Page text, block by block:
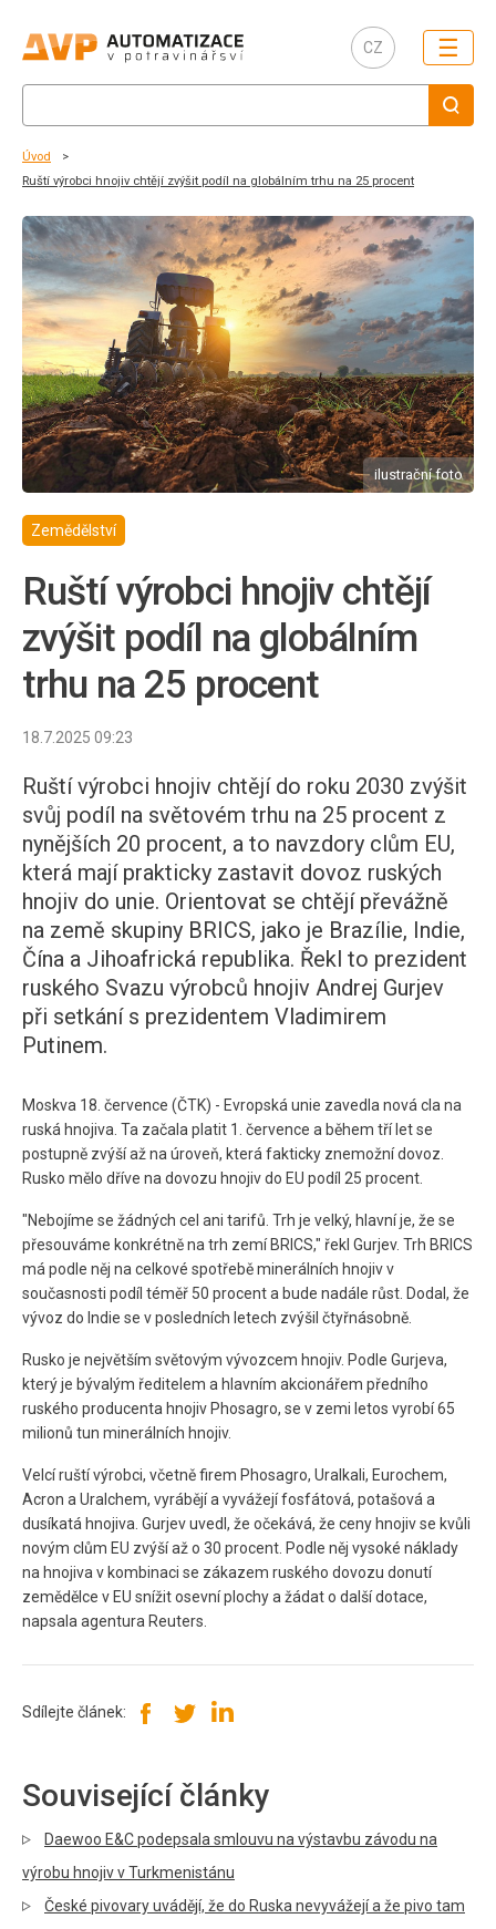
CZ ☰
Úvod
Ruští výrobci hnojiv chtějí zvýšit podíl na globálním trhu na 25 procent
ilustrační foto
Zemědělství
Ruští výrobci hnojiv chtějí
zvýšit podíl na globálním
trhu na 25 procent
18.7.2025 09:23
Ruští výrobci hnojiv chtějí do roku 2030 zvýšit
svůj podíl na světovém trhu na 25 procent z
nynějších 20 procent, a to navzdory clům EU,
která mají prakticky zastavit dovoz ruských
hnojiv do unie. Orientovat se chtějí převážně
na země skupiny BRICS, jako je Brazílie, Indie,
Čína a Jihoafrická republika. Řekl to prezident
ruského Svazu výrobců hnojiv Andrej Gurjev
při setkání s prezidentem Vladimirem
Putinem.
Moskva 18. července (ČTK) - Evropská unie zavedla nová cla na
ruská hnojiva. Ta začala platit 1. července a během tří let se
postupně zvýší až na úroveň, která fakticky znemožní dovoz.
Rusko mělo dříve na dovozu hnojiv do EU podíl 25 procent.
"Nebojíme se žádných cel ani tarifů. Trh je velký, hlavní je, že se
přesouváme konkrétně na trh zemí BRICS," řekl Gurjev. Trh BRICS
má podle něj na celkové spotřebě minerálních hnojiv v
současnosti podíl téměř 50 procent a bude nadále růst. Dodal, že
vývoz do Indie se v posledních letech zvýšil čtyřnásobně.
Rusko je největším světovým vývozcem hnojiv. Podle Gurjeva,
který je bývalým ředitelem a hlavním akcionářem předního
ruského producenta hnojiv Phosagro, se v zemi letos vyrobí 65
milionů tun minerálních hnojiv.
Velcí ruští výrobci, včetně firem Phosagro, Uralkali, Eurochem,
Acron a Uralchem, vyrábějí a vyvážejí fosfátová, potašová a
dusíkatá hnojiva. Gurjev uvedl, že očekává, že ceny hnojiv se kvůli
novým clům EU zvýší až o 30 procent. Podle něj vysoké náklady
na hnojiva v kombinaci se zákazem ruského dovozu donutí
zemědělce v EU snížit osevní plochy a žádat o další dotace,
napsala agentura Reuters.
Sdílejte článek:
Související články
Daewoo E&C podepsala smlouvu na výstavbu závodu na
výrobu hnojiv v Turkmenistánu
České pivovary uvádějí, že do Ruska nevyvážejí a že pivo tam